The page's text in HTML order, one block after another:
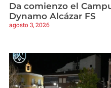
Da comienzo el
Dynamo Alcázar FS
agosto 3, 2026